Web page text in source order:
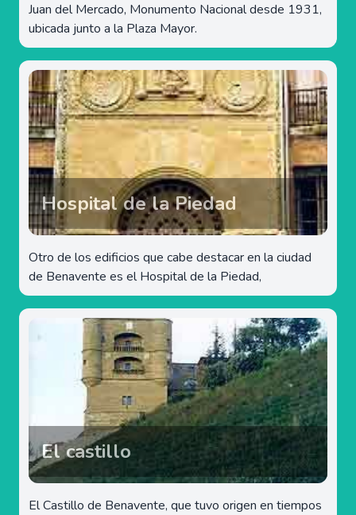
Juan del Mercado, Monumento Nacional desde 1931,
ubicada junto a la Plaza Mayor.
Hospital de la Piedad
Otro de los edificios que cabe destacar en la ciudad
de Benavente es el Hospital de la Piedad,
El castillo
El Castillo de Benavente, que tuvo origen en tiempos